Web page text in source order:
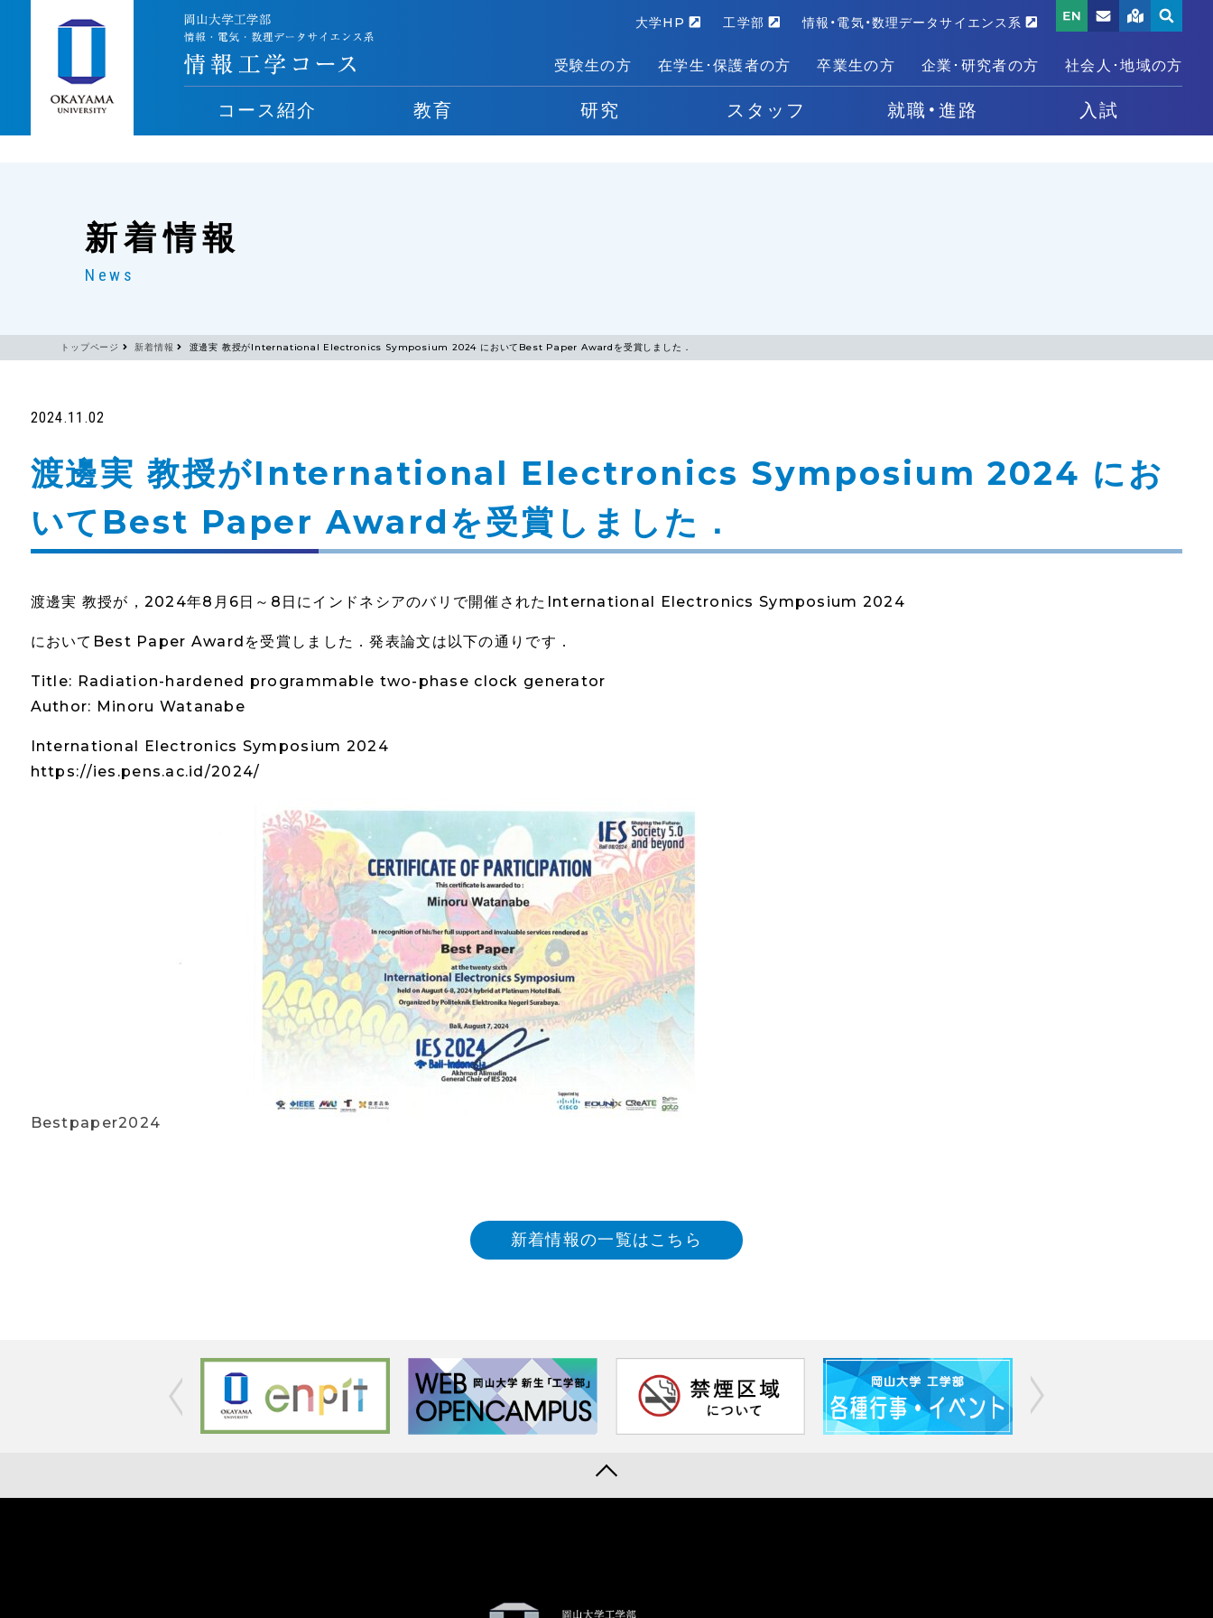
コース紹介 教育 研究 スタッフ 就職・進路 入試
大学HP 工学部 情報・電気・数理データサイエンス系
受験生の方 在学生･保護者の方 卒業生の方 企業･研究者の方 社会人･地域の方
新着情報
News
トップページ 新着情報 渡邊実 教授がInternational Electronics Symposium 2024 においてBest Paper Awardを受賞しました．
2024.11.02
渡邊実 教授がInternational Electronics Symposium 2024 にお
いてBest Paper Awardを受賞しました．
渡邊実 教授が，2024年8月6日～8日にインドネシアのバリで開催されたInternational Electronics Symposium 2024
においてBest Paper Awardを受賞しました．発表論文は以下の通りです．
Title: Radiation-hardened programmable two-phase clock generator
Author: Minoru Watanabe
International Electronics Symposium 2024
https://ies.pens.ac.id/2024/
Bestpaper2024
新着情報の一覧はこちら